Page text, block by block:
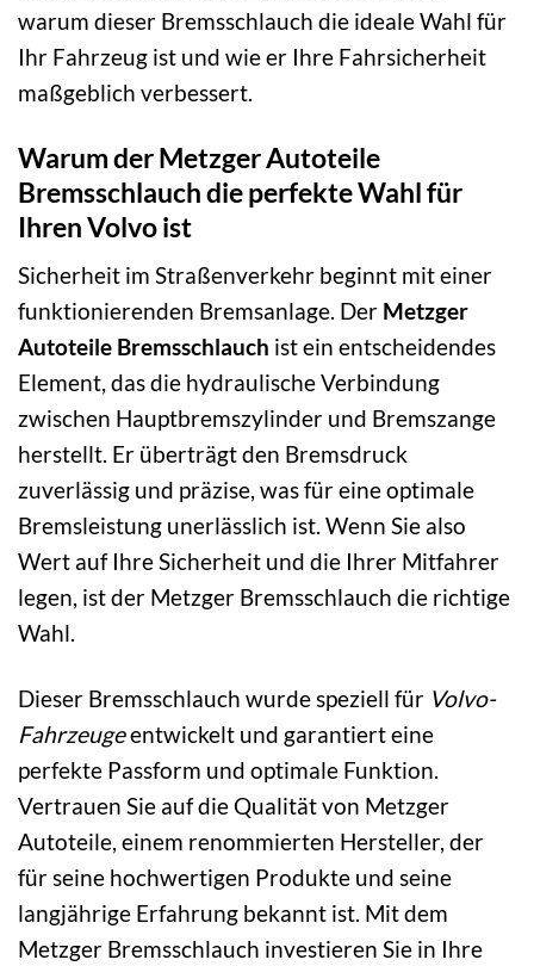
warum dieser Bremsschlauch die ideale Wahl für
Ihr Fahrzeug ist und wie er Ihre Fahrsicherheit
maßgeblich verbessert.
Warum der Metzger Autoteile
Bremsschlauch die perfekte Wahl für
Ihren Volvo ist
Sicherheit im Straßenverkehr beginnt mit einer
funktionierenden Bremsanlage. Der Metzger
Autoteile Bremsschlauch ist ein entscheidendes
Element, das die hydraulische Verbindung
zwischen Hauptbremszylinder und Bremszange
herstellt. Er überträgt den Bremsdruck
zuverlässig und präzise, was für eine optimale
Bremsleistung unerlässlich ist. Wenn Sie also
Wert auf Ihre Sicherheit und die Ihrer Mitfahrer
legen, ist der Metzger Bremsschlauch die richtige
Wahl.
Dieser Bremsschlauch wurde speziell für Volvo-
Fahrzeugeentwickelt und garantiert eine
perfekte Passform und optimale Funktion.
Vertrauen Sie auf die Qualität von Metzger
Autoteile, einem renommierten Hersteller, der
für seine hochwertigen Produkte und seine
langjährige Erfahrung bekannt ist. Mit dem
Metzger Bremsschlauch investieren Sie in Ihre